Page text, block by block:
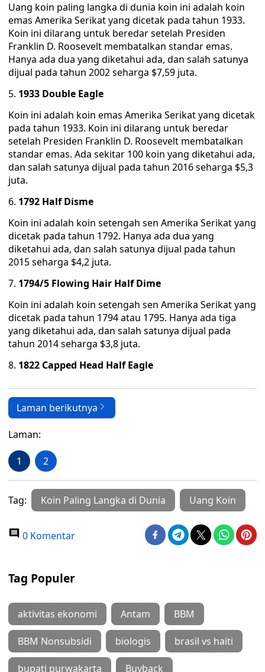
Uang koin paling langka di dunia koin ini adalah koin
emas Amerika Serikat yang dicetak pada tahun 1933.
Koin ini dilarang untuk beredar setelah Presiden
Franklin D. Roosevelt membatalkan standar emas.
Hanya ada dua yang diketahui ada, dan salah satunya
dijual pada tahun 2002 seharga $7,59 juta.
1933 Double Eagle
Koin ini adalah koin emas Amerika Serikat yang dicetak
pada tahun 1933. Koin ini dilarang untuk beredar
setelah Presiden Franklin D. Roosevelt membatalkan
standar emas. Ada sekitar 100 koin yang diketahui ada,
dan salah satunya dijual pada tahun 2016 seharga $5,3
juta.
1792 Half Disme
Koin ini adalah koin setengah sen Amerika Serikat yang
dicetak pada tahun 1792. Hanya ada dua yang
diketahui ada, dan salah satunya dijual pada tahun
2015 seharga $4,2 juta.
1794/5 Flowing Hair Half Dime
Koin ini adalah koin setengah sen Amerika Serikat yang
dicetak pada tahun 1794 atau 1795. Hanya ada tiga
yang diketahui ada, dan salah satunya dijual pada
tahun 2014 seharga $3,8 juta.
1822 Capped Head Half Eagle
Laman berikutnya
Laman:
1 2
Tag: Koin Paling Langka di Dunia Uang Koin
0 Komentar
Tag Populer
aktivitas ekonomi Antam BBM
BBM Nonsubsidi biologis brasil vs haiti
bupati purwakarta Buyback